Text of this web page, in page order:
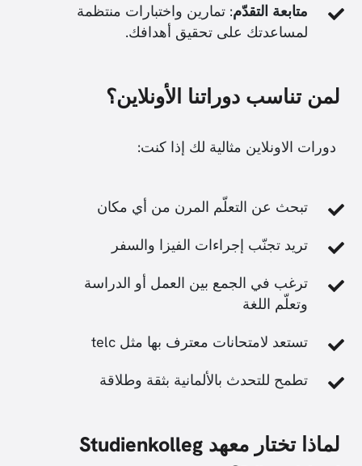
متابعة التقدّم: تمارين واختبارات منتظمة
لمساعدتك على تحقيق أهدافك.
لمن تناسب دوراتنا الأونلاين؟
دورات الاونلاين مثالية لك إذا كنت:
تبحث عن التعلّم المرن من أي مكان
تريد تجنّب إجراءات الفيزا والسفر
ترغب في الجمع بين العمل أو الدراسة
وتعلّم اللغة
تستعد لامتحانات معترف بها مثل telc
تطمح للتحدث بالألمانية بثقة وطلاقة
لماذا تختار معهد Studienkolleg